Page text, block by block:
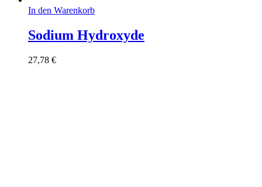
In den Warenkorb
Sodium Hydroxyde
27,78 €